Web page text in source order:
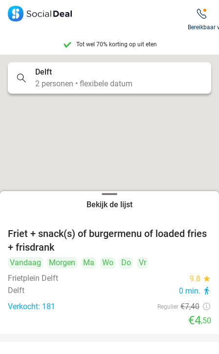
Tot wel 70% korting op uit eten
7 dagen per week beschikbaar
10+ miljoen leden
Bereikbaar
Delft
2 personen • flexibele datum
Bekijk de lijst
39%
Friet + snack(s) of burgermenu of loaded fries
+ frisdrank
Vandaag Morgen Ma Wo Do
Vr
Frietplein Delft
9.8 star
Delft 0 min. directions_walk
Verkocht: 181 Regulier €7,40
€4,50